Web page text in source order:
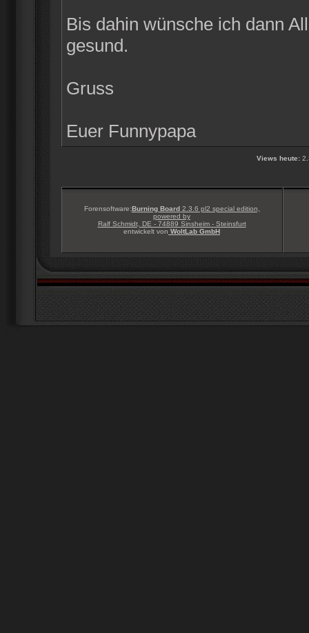
Bis dahin wünsche ich dann
gesund.
Gruss
Euer Funnypapa
Views heute:
Forensoftware:Burning Board2.3.6 pl2 special edition,
powered by
Ralf Schmidt, DE - 74889 Sinsheim - Steinsfurt
entwickelt von WoltLab GmbH